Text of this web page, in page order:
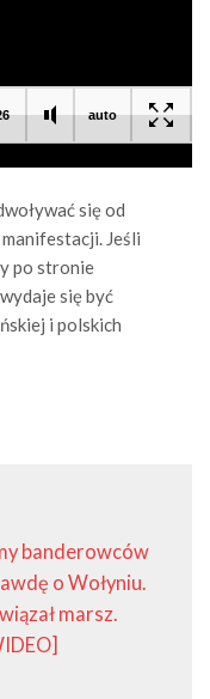
się od
Jeśli
po stronie
się być
i polskich
banderowców
o Wołyniu.
marsz.